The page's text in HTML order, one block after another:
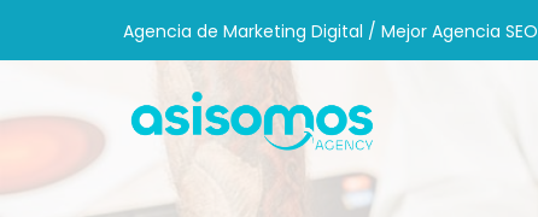
Agencia de Marketing Digital / Mejor Agencia SEO